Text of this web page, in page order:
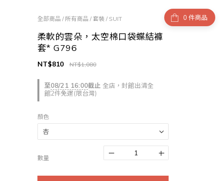
件商品
全部商品 /所有商品 / 套裝 / SUIT
柔軟的雲朵，太空棉口袋蝶結褲
套* G796
至08/21 16:00截止 全店，封館出清全
館2件免運(限台灣)
NT$1,080
NT$810
顏色
數量